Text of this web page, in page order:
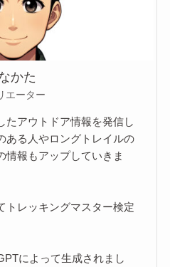
かた
エーター
たアウトドア情報を発信し
ある人やロングトレイルの
情報もアップしていきま
トレッキングマスター検定
によって生成されまし